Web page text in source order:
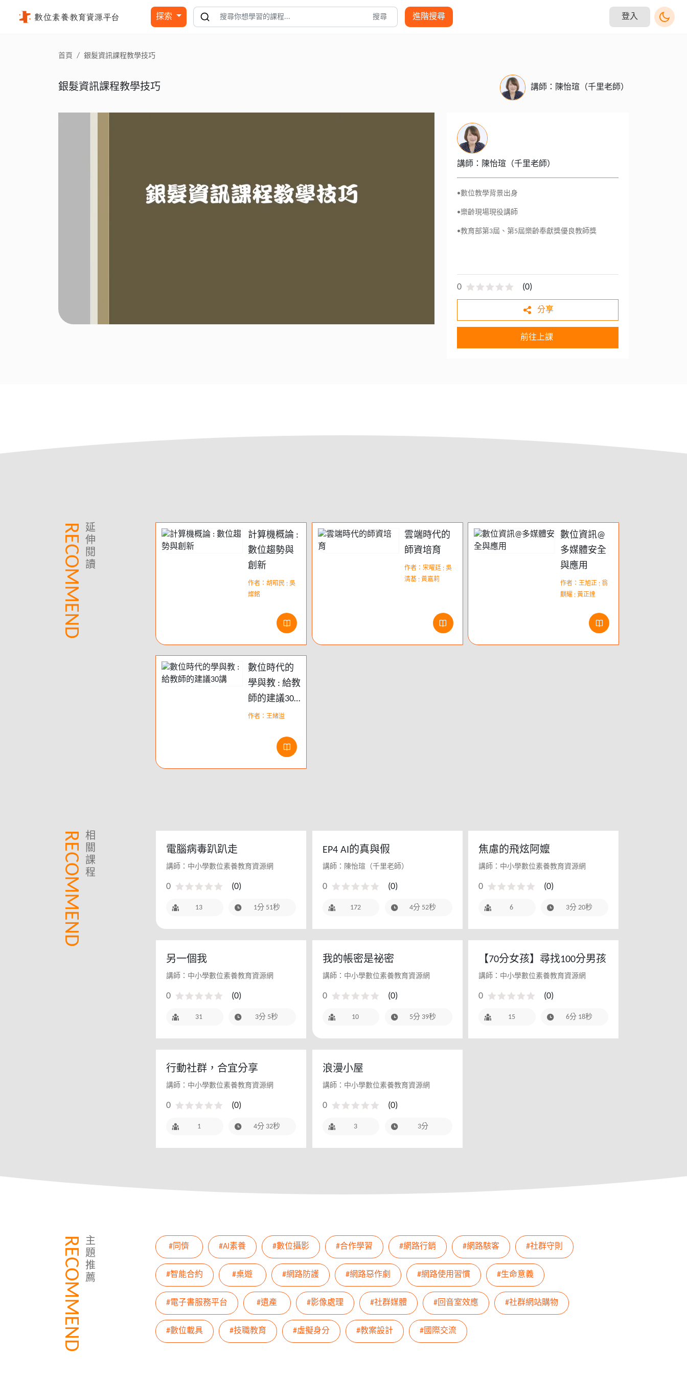
銀髮資訊課程教學技巧 - 國立公共資訊圖書館
探索
搜尋 進階搜尋 登入
首頁 銀髮資訊課程教學技巧
銀髮資訊課程教學技巧 講師：陳怡瑄（千里老師）
講師：陳怡瑄（千里老師）
•數位教學背景出身
•樂齡現場現役講師
•教育部第3屆、第5屆樂齡奉獻獎優良教師獎
0 (0)
分享
前往上課
RECOMMEND
延
伸
閱
讀
計算機概論 :
數位趨勢與
創新
作者：胡昭民 ; 吳
燦銘
雲端時代的
師資培育
作者：宋曜廷 ; 吳
清基 ; 黃嘉莉
數位資訊@
多媒體安全
與應用
作者：王旭正 ; 翁
麒耀 ; 黃正達
數位時代的
學與教 : 給教
師的建議30
講
作者：王緒溢
RECOMMEND
相
關
課
程
電腦病毒趴趴走
講師：中小學數位素養教育資源網
0 (0)
13 1分 51秒
EP4 AI的真與假
講師：陳怡瑄（千里老師）
0 (0)
172 4分 52秒
焦慮的飛炫阿嬤
講師：中小學數位素養教育資源網
0 (0)
6 3分 20秒
另一個我
講師：中小學數位素養教育資源網
0 (0)
31 3分 5秒
我的帳密是祕密
講師：中小學數位素養教育資源網
0 (0)
10 5分 39秒
【70分女孩】尋找100分男孩
講師：中小學數位素養教育資源網
0 (0)
15 6分 18秒
行動社群，合宜分享
講師：中小學數位素養教育資源網
0 (0)
1 4分 32秒
浪漫小屋
講師：中小學數位素養教育資源網
0 (0)
3 3分
RECOMMEND
主
題
推
薦
#同儕 #AI素養 #數位攝影 #合作學習 #網路行銷 #網路駭客 #社群守則
#智能合約 #桌遊 #網路防護 #網路惡作劇 #網路使用習慣 #生命意義
#電子書服務平台 #遺產 #影像處理 #社群媒體 #回音室效應 #社群網站購物
#數位載具 #技職教育 #虛擬身分 #教案設計 #國際交流